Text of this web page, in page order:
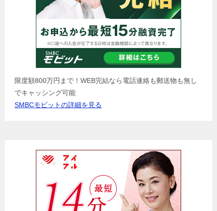
限度額800万円まで！WEB完結なら電話連絡も郵送物も無し
でキャッシング可能
SMBCモビットの詳細を見る